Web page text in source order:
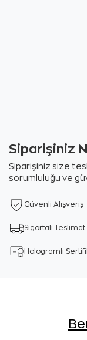
Siparişiniz
Siparişiniz size
sorumluluğu ve
Güvenli Alışveriş
Sigortalı Teslimat
Hologramlı